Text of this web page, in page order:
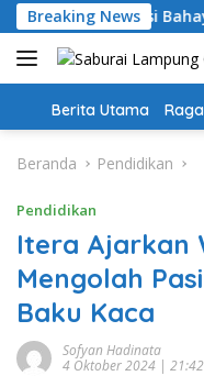
Langsung
ke
konten
Breaking News
Edukasi Bahaya
Home
Berita Utama
Beranda Pendidikan
Pendidikan
Itera Ajarkan
Mengolah
Baku Kaca
Sofyan Hadinata
4 Oktober 2024 | 21:42